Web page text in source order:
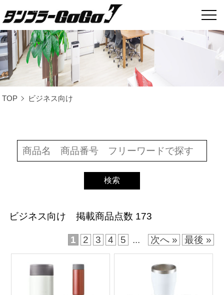
TOP ビジネス向け
ビジネス向け 掲載商品点数 173
1 2 3 4 5 ... 次へ » 最後 »